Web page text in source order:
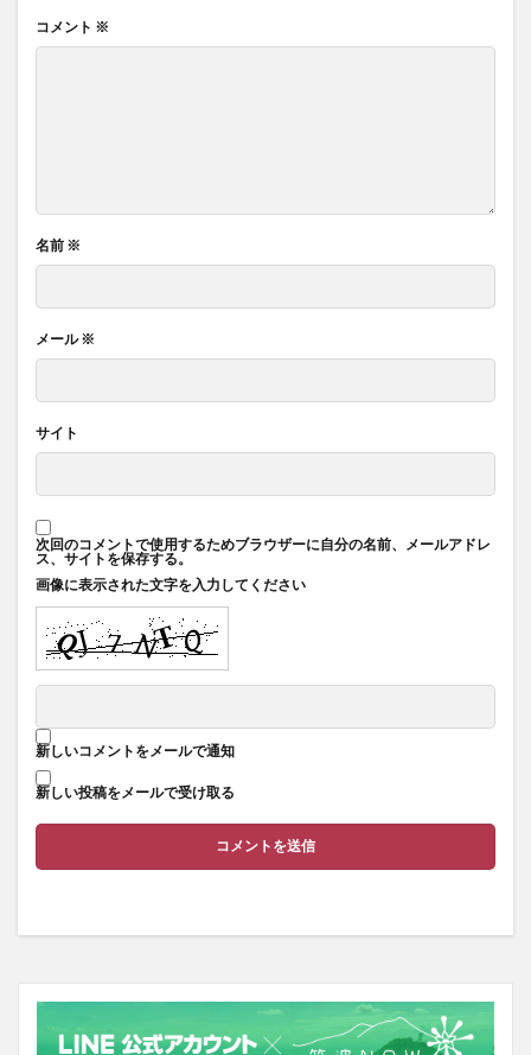
コメント ※
名前 ※
メール※
サイト
次回のコメントで使用するためブラウザーに自分の名前、メールアドレ
ス、サイトを保存する。
画像に表示された文字を入力してください
新しいコメントをメールで通知
新しい投稿をメールで受け取る